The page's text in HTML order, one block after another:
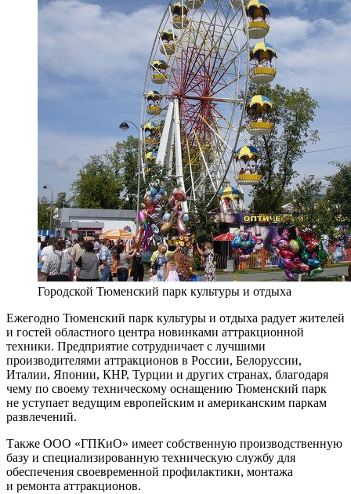
Городской Тюменский парк культуры и отдыха
Ежегодно Тюменский парк культуры и отдыха радует жителей
и гостей областного центра новинками аттракционной
техники. Предприятие сотрудничает с лучшими
производителями аттракционов в России, Белоруссии,
Италии, Японии, КНР, Турции и других странах, благодаря
чему по своему техническому оснащению Тюменский парк
не уступает ведущим европейским и американским паркам
развлечений.
Также ООО «ГПКиО» имеет собственную производственную
базу и специализированную техническую службу для
обеспечения своевременной профилактики, монтажа
и ремонта аттракционов.